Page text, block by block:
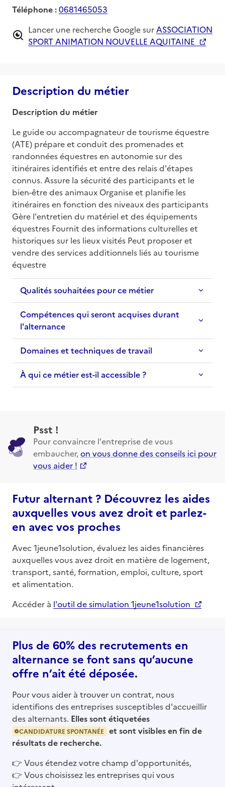
Téléphone :0681465053
Lancer une recherche Google sur ASSOCIATION
SPORT ANIMATION NOUVELLE AQUITAINE
Description du métier
Description du métier
Le guide ou accompagnateur de tourisme équestre
(ATE) prépare et conduit des promenades et
randonnées équestres en autonomie sur des
itinéraires identifiés et entre des relais d'étapes
connus. Assure la sécurité des participants et le
bien-être des animaux Organise et planifie les
itinéraires en fonction des niveaux des participants
Gère l'entretien du matériel et des équipements
équestres Fournit des informations culturelles et
historiques sur les lieux visités Peut proposer et
vendre des services additionnels liés au tourisme
équestre
Qualités souhaitées pour ce métier
Compétences qui seront acquises durant
l'alternance
Domaines et techniques de travail
À qui ce métier est-il accessible ?
Psst !
Pour convaincre l'entreprise de vous
embaucher,on vous donne des conseils ici pour
vous aider !
Futur alternant ? Découvrez les aides
auxquelles vous avez droit et parlez-
en avec vos proches
Avec 1jeune1solution, évaluez les aides financières
auxquelles vous avez droit en matière de logement,
transport, santé, formation, emploi, culture, sport
et alimentation.
Accéder à l'outil de simulation 1jeune1solution
Plus de 60% des recrutements en
alternance se font sans qu’aucune
offre n’ait été déposée.
Pour vous aider à trouver un contrat, nous
identifions des entreprises susceptibles d'accueillir
des alternants. Elles sont étiquetées
CANDIDATURE SPONTANÉE
et sont visibles en fin de
résultats de recherche.
👉 Vous étendez votre champ d'opportunités,
👉 Vous choisissez les entreprises qui vous